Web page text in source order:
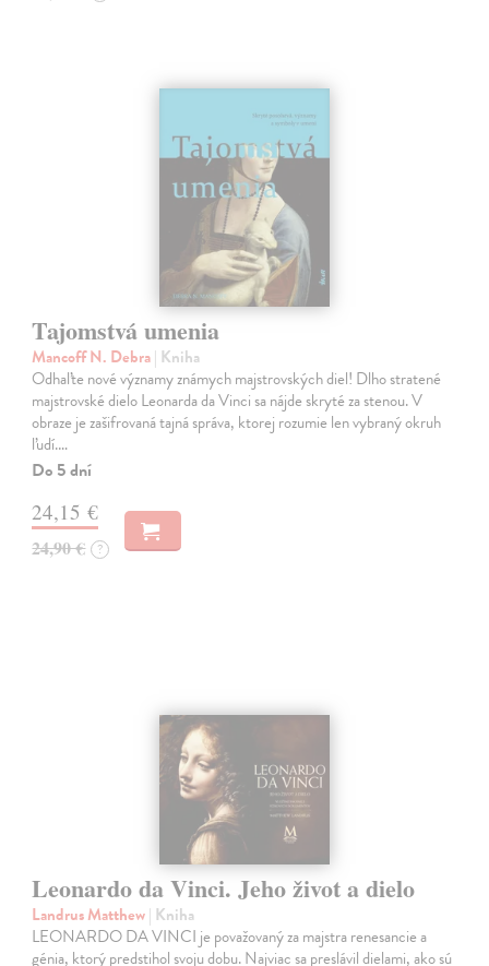
Tajomstvá umenia
Mancoff N. Debra| Kniha
Odhaľte nové významy známych majstrovských diel! Dlho stratené
majstrovské dielo Leonarda da Vinci sa nájde skryté za stenou. V
obraze je zašifrovaná tajná správa, ktorej rozumie len vybraný okruh
ľudí.…
Do 5 dní
24,15 €
24,90 € ?
Leonardo da Vinci. Jeho život a dielo
Landrus Matthew| Kniha
LEONARDO DA VINCI je považovaný za majstra renesancie a
génia, ktorý predstihol svoju dobu. Najviac sa preslávil dielami, ako sú